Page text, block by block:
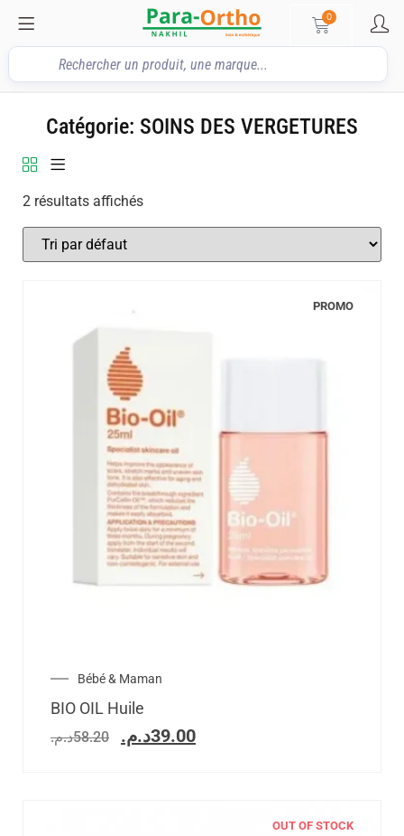
0
Catégorie: SOINS DES VERGETURES
2 résultats affichés
PROMO
Bébé & Maman
BIO OIL Huile
58.20د.م. 39.00د.م.
OUT OF STOCK